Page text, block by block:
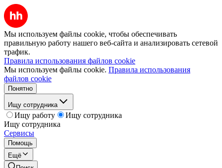
Мы используем файлы cookie, чтобы обеспечивать
правильную работу нашего веб-сайта и анализировать сетевой
трафик.
Правила использования файлов cookie
Мы используем файлы cookie. Правила использования
файлов cookie
Понятно
Ищу сотрудника
Ищу работу
Ищу сотрудника
Ищу сотрудника
Сервисы
Помощь
Ещё